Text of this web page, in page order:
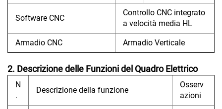
Software CNC
Controllo CNC integrato
a velocità media HL
Armadio CNC Armadio Verticale
2. Descrizione delle Funzioni del Quadro Elettrico
N
.
Descrizione della funzione
Osserv
azioni